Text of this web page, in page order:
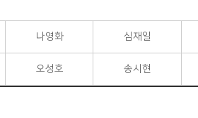
나영화 심재일
오성호 송시현